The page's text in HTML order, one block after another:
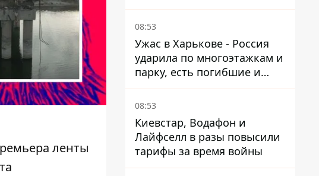
ленты
каналы предполагают удар
по порту
08:53
Ужас в Харькове - Россия
ударила по многоэтажкам и
парку, есть погибшие и
раненые
08:53
Киевстар, Водафон и
Лайфселл в разы повысили
тарифы за время войны